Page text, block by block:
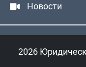
Новости
2026